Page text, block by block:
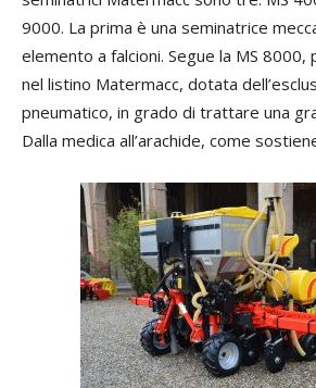
9000. La prima è una seminatrice
elemento a falcioni. Segue la MS
nel listino Matermacc, dotata
pneumatico, in grado di trattare una
Dalla medica all’arachide, come